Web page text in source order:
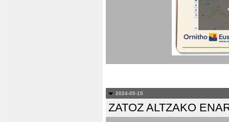
2024-05-15
ZATOZ ALTZAKO